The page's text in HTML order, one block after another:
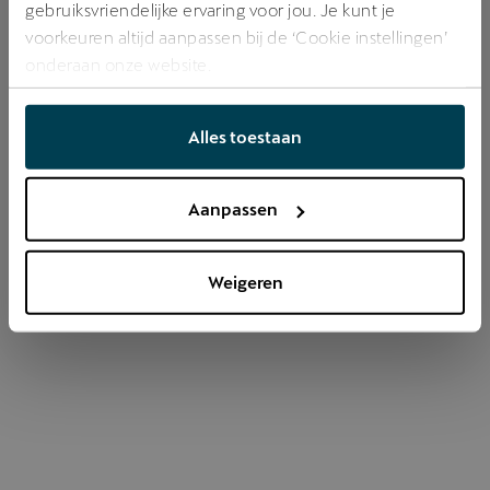
gebruiksvriendelijke ervaring voor jou. Je kunt je
voorkeuren altijd aanpassen bij de ‘Cookie instellingen’
onderaan onze website.
Alles toestaan
Aanpassen
Weigeren
Refresh